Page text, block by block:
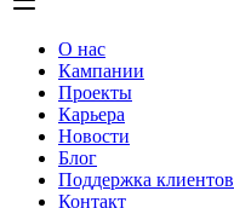
О нас
Кампании
Проекты
Карьера
Новости
Блог
Поддержка клиентов
Контакт